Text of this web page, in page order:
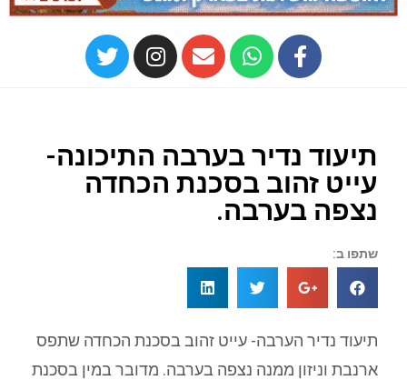
תיעוד נדיר בערבה התיכונה-
עייט זהוב בסכנת הכחדה
נצפה בערבה.
שתפו ב:
תיעוד נדיר הערבה- עייט זהוב בסכנת הכחדה שתפס
ארנבת וניזון ממנה נצפה בערבה. מדובר במין בסכנת